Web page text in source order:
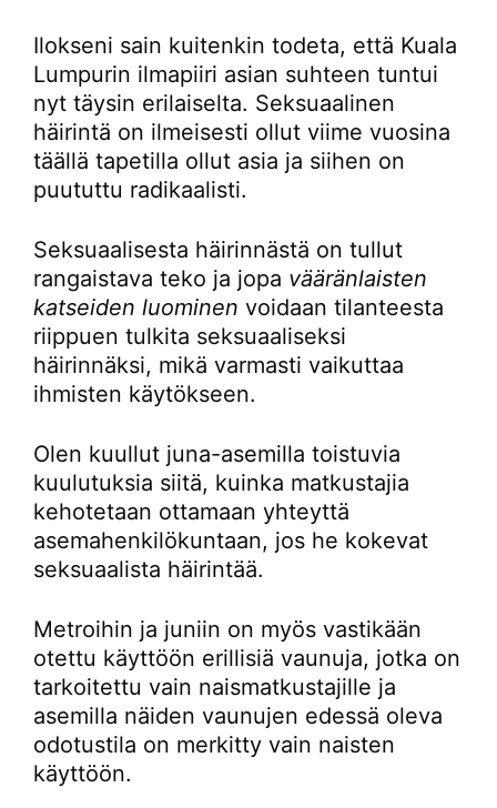
Ilokseni sain kuitenkin todeta, että Kuala
Lumpurin ilmapiiri asian suhteen tuntui
nyt täysin erilaiselta. Seksuaalinen
häirintä on ilmeisesti ollut viime vuosina
täällä tapetilla ollut asia ja siihen on
puututtu radikaalisti.
Seksuaalisesta häirinnästä on tullut
rangaistava teko ja jopa vääränlaisten
katseiden luominen voidaan tilanteesta
riippuen tulkita seksuaaliseksi
häirinnäksi, mikä varmasti vaikuttaa
ihmisten käytökseen.
Olen kuullut juna-asemilla toistuvia
kuulutuksia siitä, kuinka matkustajia
kehotetaan ottamaan yhteyttä
asemahenkilökuntaan, jos he kokevat
seksuaalista häirintää.
Metroihin ja juniin on myös vastikään
otettu käyttöön erillisiä vaunuja, jotka on
tarkoitettu vain naismatkustajille ja
asemilla näiden vaunujen edessä oleva
odotustila on merkitty vain naisten
käyttöön.